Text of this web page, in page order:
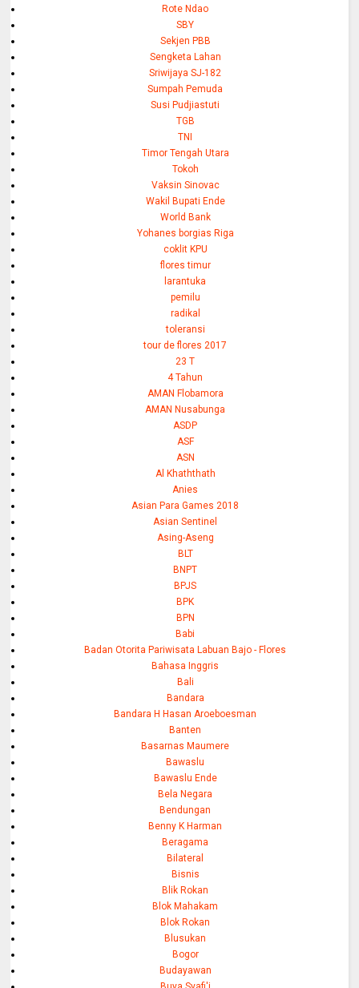
Rote Ndao
SBY
Sekjen PBB
Sengketa Lahan
Sriwijaya SJ-182
Sumpah Pemuda
Susi Pudjiastuti
TGB
TNI
Timor Tengah Utara
Tokoh
Vaksin Sinovac
Wakil Bupati Ende
World Bank
Yohanes borgias Riga
coklit KPU
flores timur
larantuka
pemilu
radikal
toleransi
tour de flores 2017
23 T
4 Tahun
AMAN Flobamora
AMAN Nusabunga
ASDP
ASF
ASN
Al Khaththath
Anies
Asian Para Games 2018
Asian Sentinel
Asing-Aseng
BLT
BNPT
BPJS
BPK
BPN
Babi
Badan Otorita Pariwisata Labuan Bajo - Flores
Bahasa Inggris
Bali
Bandara
Bandara H Hasan Aroeboesman
Banten
Basarnas Maumere
Bawaslu
Bawaslu Ende
Bela Negara
Bendungan
Benny K Harman
Beragama
Bilateral
Bisnis
Blik Rokan
Blok Mahakam
Blok Rokan
Blusukan
Bogor
Budayawan